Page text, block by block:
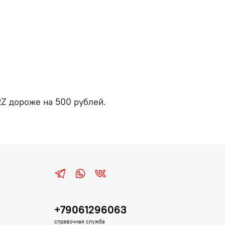
дороже на 500 рублей.
+79061296063
справочная служба